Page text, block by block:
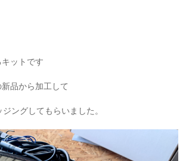
ットです
品から加工して
ングしてもらいました。